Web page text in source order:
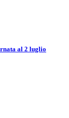
al 2 luglio